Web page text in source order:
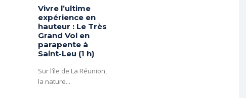
Vivre l’ultime
expérience en
hauteur : Le Très
Grand Vol en
parapente à
Saint-Leu (1 h)
Sur l’île de La Réunion,
la nature...